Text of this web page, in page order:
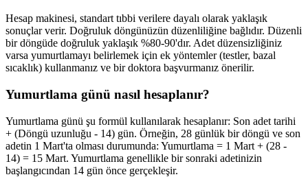
Hesap makinesi, standart tıbbi verilere dayalı olarak yaklaşık
sonuçlar verir. Doğruluk döngünüzün düzenliliğine bağlıdır. Düzenli
bir döngüde doğruluk yaklaşık %80-90'dır. Adet düzensizliğiniz
varsa yumurtlamayı belirlemek için ek yöntemler (testler, bazal
sıcaklık) kullanmanız ve bir doktora başvurmanız önerilir.
Yumurtlama günü nasıl hesaplanır?
Yumurtlama günü şu formül kullanılarak hesaplanır: Son adet tarihi
+ (Döngü uzunluğu - 14) gün. Örneğin, 28 günlük bir döngü ve son
adetin 1 Mart'ta olması durumunda: Yumurtlama = 1 Mart + (28 -
14) = 15 Mart. Yumurtlama genellikle bir sonraki adetinizin
başlangıcından 14 gün önce gerçekleşir.